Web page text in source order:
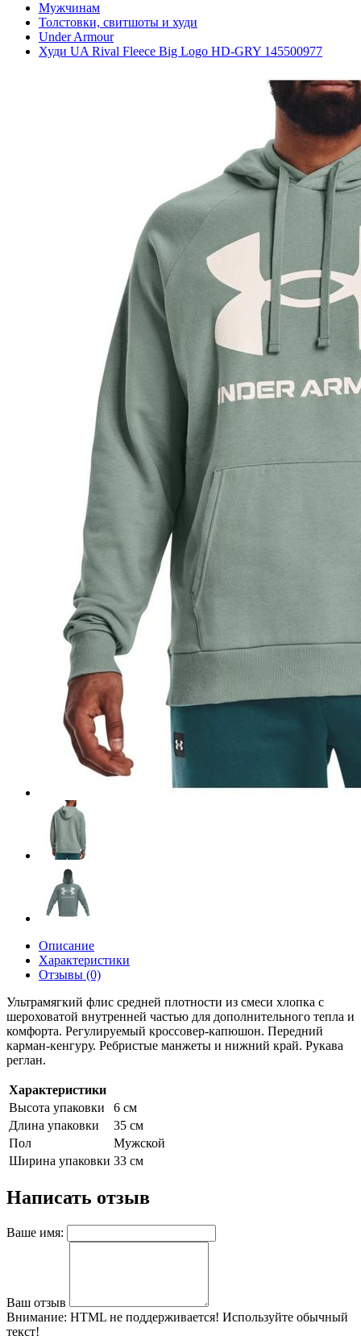
Мужчинам
Толстовки, свитшоты и худи
Under Armour
Худи UA Rival Fleece Big Logo HD-GRY 145500977
Описание
Характеристики
Отзывы (0)
Ультрамягкий флис средней плотности из смеси хлопка с
шероховатой внутренней частью для дополнительного тепла и
комфорта. Регулируемый кроссовер-капюшон. Передний
карман-кенгуру. Ребристые манжеты и нижний край. Рукава
реглан.
Характеристики
Высота упаковки
6 см
Длина упаковки
35 см
Пол
Мужской
Ширина упаковки 33 см
Написать отзыв
Ваше имя:
Ваш отзыв
Внимание: HTML не поддерживается! Используйте обычный
текст!